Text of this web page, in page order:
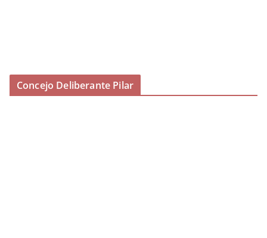
Concejo Deliberante Pilar